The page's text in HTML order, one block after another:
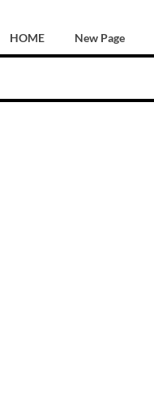
HOME New Page